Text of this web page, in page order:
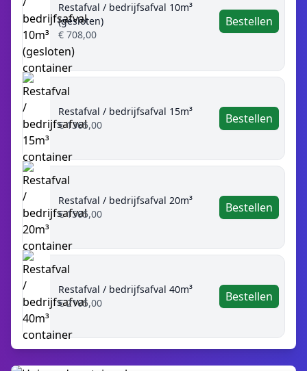
Restafval / bedrijfsafval 10m³
(gesloten)
€ 708,00
Bestellen
Restafval / bedrijfsafval 15m³
€ 1365,00
Bestellen
Restafval / bedrijfsafval 20m³
€ 1505,00
Bestellen
Restafval / bedrijfsafval 40m³
€ 2105,00
Bestellen